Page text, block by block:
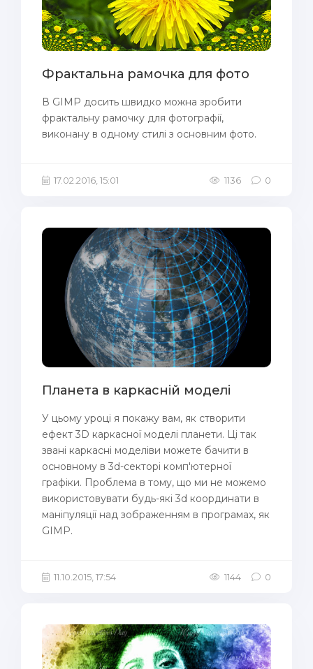
Фрактальна рамочка для фото
В GIMP досить швидко можна зробити
фрактальну рамочку для фотографії,
виконану в одному стилі з основним фото.
17.02.2016, 15:01 1136 0
Планета в каркасній моделі
У цьому уроці я покажу вам, як створити
ефект 3D каркасної моделі планети. Ці так
звані каркасні моделіви можете бачити в
основному в 3d-секторі комп'ютерної
графіки. Проблема в тому, що ми не можемо
використовувати будь-які 3d координати в
маніпуляції над зображенням в програмах, як
GIMP.
11.10.2015, 17:54 1144 0